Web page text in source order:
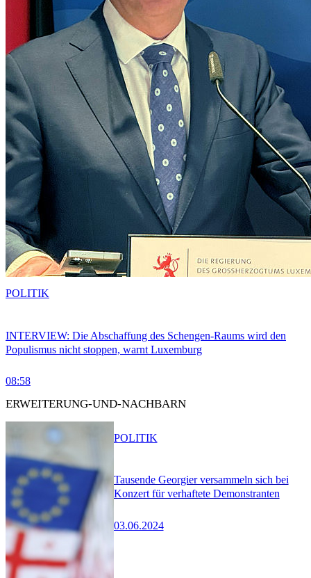
INTERVIEW: Die Abschaffung des Schengen-Raums wird den
Populismus nicht stoppen, warnt Luxemburg
08:58
POLITIK
ERWEITERUNG-UND-NACHBARN
Tausende Georgier versammeln sich bei
Konzert für verhaftete Demonstranten
03.06.2024
POLITIK